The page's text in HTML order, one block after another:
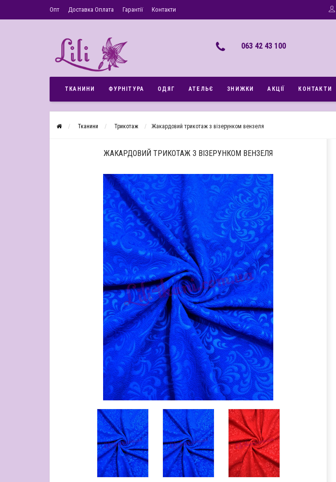
Опт Доставка Оплата Гарантії Контакти
063 42 43 100
ТКАНИНИ ФУРНІТУРА ОДЯГ АТЕЛЬЄ ЗНИЖКИ АКЦІЇ КОНТАКТИ
Тканини Трикотаж Жакардовий трикотаж з візерунком вензеля
ЖАКАРДОВИЙ ТРИКОТАЖ З ВІЗЕРУНКОМ ВЕНЗЕЛЯ